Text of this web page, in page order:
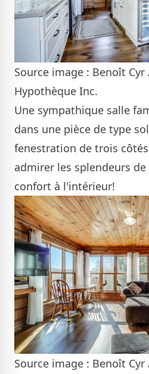
Source image : Benoît
Hypothèque Inc.
Une sympathique salle
dans une pièce de type
fenestration de trois
admirer les splendeurs
confort à l'intérieur!
Source image : Benoît